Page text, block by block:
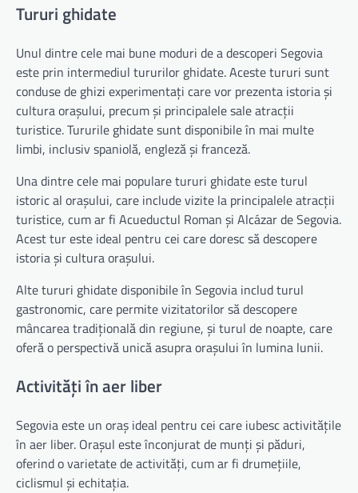
Tururi ghidate
Unul dintre cele mai bune moduri de a descoperi Segovia
este prin intermediul tururilor ghidate. Aceste tururi sunt
conduse de ghizi experimentați care vor prezenta istoria și
cultura orașului, precum și principalele sale atracții
turistice. Tururile ghidate sunt disponibile în mai multe
limbi, inclusiv spaniolă, engleză și franceză.
Una dintre cele mai populare tururi ghidate este turul
istoric al orașului, care include vizite la principalele atracții
turistice, cum ar fi Acueductul Roman și Alcázar de Segovia.
Acest tur este ideal pentru cei care doresc să descopere
istoria și cultura orașului.
Alte tururi ghidate disponibile în Segovia includ turul
gastronomic, care permite vizitatorilor să descopere
mâncarea tradițională din regiune, și turul de noapte, care
oferă o perspectivă unică asupra orașului în lumina lunii.
Activități în aer liber
Segovia este un oraș ideal pentru cei care iubesc activitățile
în aer liber. Orașul este înconjurat de munți și păduri,
oferind o varietate de activități, cum ar fi drumețiile,
ciclismul și echitația.